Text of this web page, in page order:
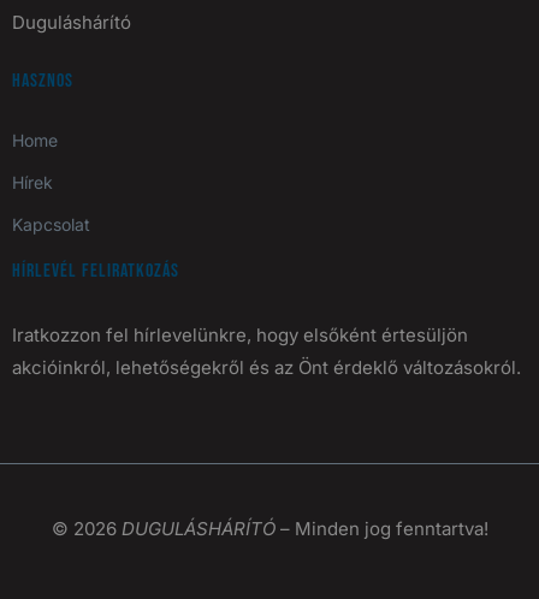
Duguláshárító
Hasznos
Home
Hírek
Kapcsolat
Hírlevél feliratkozás
Iratkozzon fel hírlevelünkre, hogy elsőként értesüljön
akcióinkról, lehetőségekről és az Önt érdeklő változásokról.
© 2026 DUGULÁSHÁRÍTÓ– Minden jog fenntartva!